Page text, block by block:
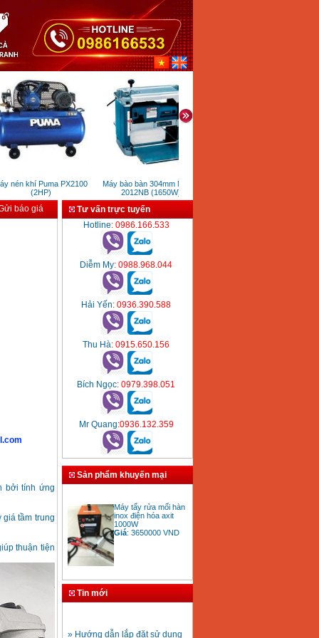
nén khí Puma PX2100
(2HP)
Máy bào bàn 304mm Makita
2012NB (1650W)
báo giá
bởi tính ứng
giá tầm trung
thuận tiện
Tư vấn trực tuyến
Hotline: 0986.166.533
Diễm My: 0988.968.044
Hải Yến: 0936.390.588
Thu Hà: 0915.650.156
Bích Ngọc: 0979.398.051
Mr Quang:0936.132.359
Sản phẩm khuyến mại
inox điện hóa axit
1000W
Giá:3650000
Bảng giá mũi khoan
Tin mới
máy hàn ống nhựa HDPE